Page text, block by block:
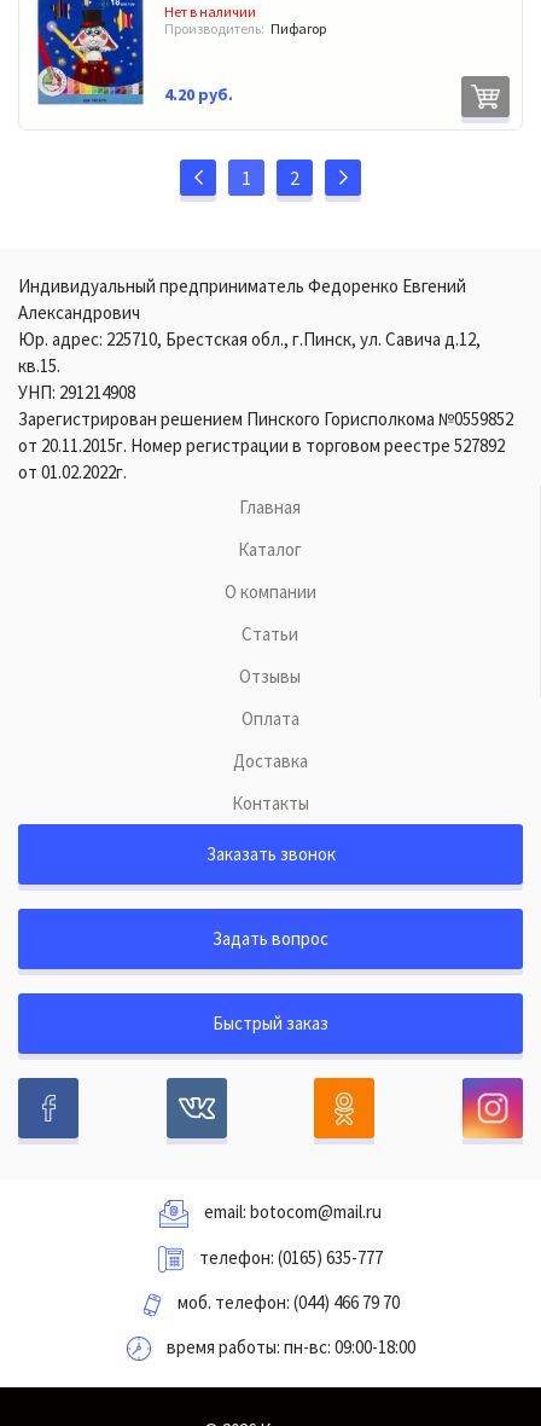
Нет в наличии
Производитель: Пифагор
4.20 руб.
1 2
Индивидуальный предприниматель Федоренко Евгений
Александрович
Юр. адрес: 225710, Брестская обл., г.Пинск, ул. Савича д.12,
кв.15.
УНП: 291214908
Зарегистрирован решением Пинского Горисполкома №0559852
от 20.11.2015г. Номер регистрации в торговом реестре 527892
от 01.02.2022г.
Главная
Каталог
О компании
Статьи
Отзывы
Оплата
Доставка
Контакты
Заказать звонок
Задать вопрос
Быстрый заказ
email: botocom@mail.ru
телефон: (0165) 635-777
моб. телефон: (044) 466 79 70
время работы: пн-вс: 09:00-18:00